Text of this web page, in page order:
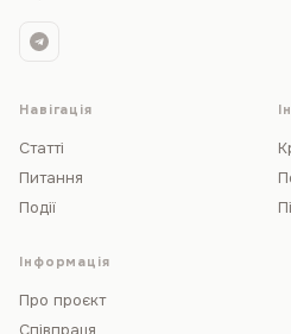
Навігація
Статті
Питання
Події
Інформація
Про проєкт
Співпраця